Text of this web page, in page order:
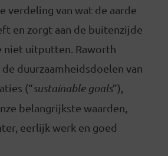
verdeling van wat de aarde
en zorgt aan de buitenzijde
niet uitputten. Raworth
duurzaamheidsdoelen van
(“sustainable goals”),
belangrijkste waarden,
eerlijk werk en goed